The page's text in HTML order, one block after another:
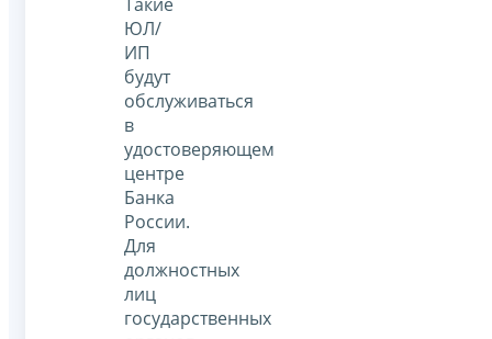
ЮЛ/
ИП
будут
обслуживаться
в
удостоверяющем
центре
Банка
России.
Для
должностных
лиц
государственных